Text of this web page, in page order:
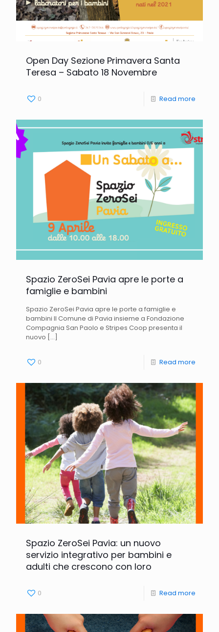
Open Day Sezione Primavera Santa
Teresa – Sabato 18 Novembre
0 Read more
Spazio ZeroSei Pavia apre le porte a
famiglie e bambini
Spazio ZeroSei Pavia apre le porte a famiglie e
bambini Il Comune di Pavia insieme a Fondazione
Compagnia San Paolo e Stripes Coop presenta il
nuovo […]
0 Read more
Spazio ZeroSei Pavia: un nuovo
servizio integrativo per bambini e
adulti che crescono con loro
0 Read more